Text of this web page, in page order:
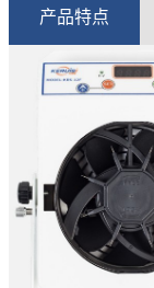
产品特点